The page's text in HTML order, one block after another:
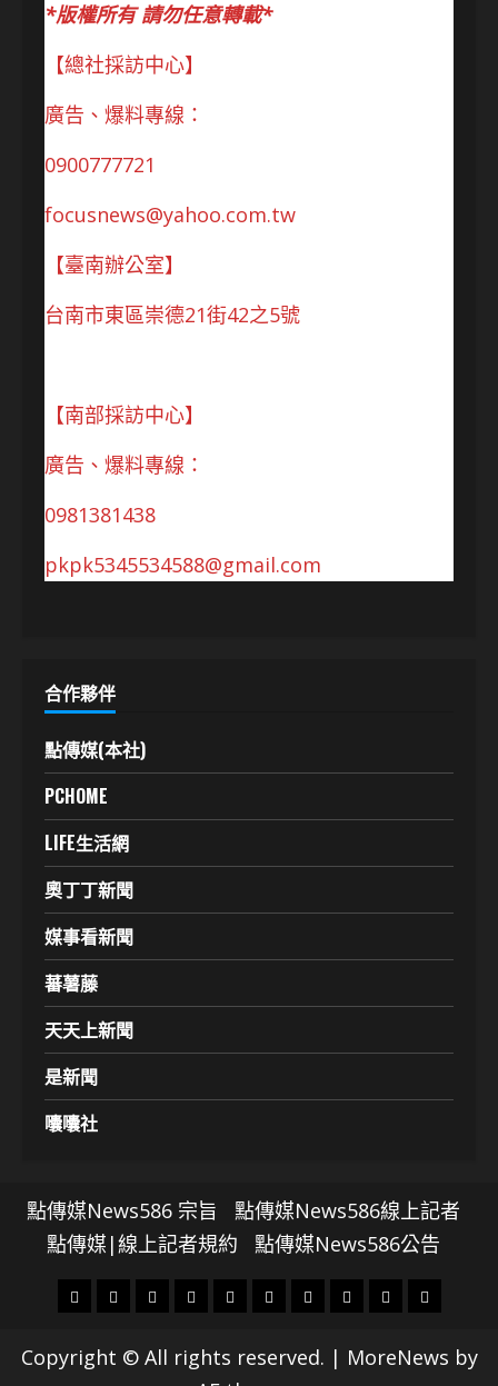
*版權所有 請勿任意轉載*
【總社採訪中心】
廣告、爆料專線：
0900777721
focusnews@yahoo.com.tw
【臺南辦公室】
台南市東區崇德21街42之5號
【南部採訪中心】
廣告、爆料專線：
0981381438
pkpk5345534588@gmail.com
合作夥伴
點傳媒(本社)
PCHOME
LIFE生活網
奧丁丁新聞
媒事看新聞
蕃薯藤
天天上新聞
是新聞
囔囔社
點傳媒News586 宗旨
點傳媒News586線上記者
點傳媒|線上記者規約
點傳媒News586公告
頭
財
地
社
文
科
專
娛
影
政
國
運
生
Copyright © All rights reserved. | MoreNews by